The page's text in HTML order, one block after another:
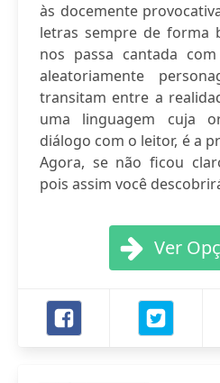
às docemente
letras sempre de forma
nos passa cantada
aleatoriamente
transitam entre a
uma linguagem cuja
diálogo com o leitor, é a
Agora, se não ficou
pois assim você
Ver